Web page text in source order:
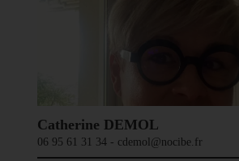
Catherine DEMOL
06 95 61 31 34 - cdemol@nocibe.fr